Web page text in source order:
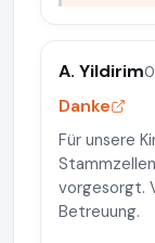
A. Yildirim
Danke
Für unsere
vorgesorgt.
Betreuung.